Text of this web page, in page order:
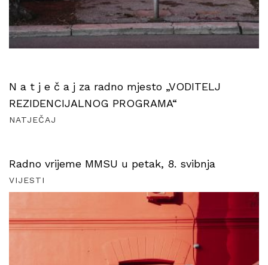
N a t j e č a j za radno mjesto „VODITELJ
REZIDENCIJALNOG PROGRAMA“
NATJEČAJ
Radno vrijeme MMSU u petak, 8. svibnja
VIJESTI